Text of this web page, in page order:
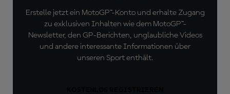
Erstelle jetzt ein MotoGP™-Konto und erhalte Zugang
zu exklusiven Inhalten wie dem MotoGP™-
Newsletter, den GP-Berichten, unglaubliche Videos
und andere interessante Informationen über
unseren Sport enthält.